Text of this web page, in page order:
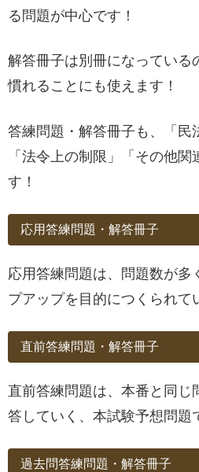
る問題が中心です！
解答冊子は別冊になっている
慣れることにも使えます！
答練問題・解答冊子も、「民
「法令上の制限」「その他
す！
応用答練問題・解答冊子
応用答練問題は、問題数が多
プアップを目的につくられて
直前答練問題・解答冊子
直前答練問題は、本番と同じ
答していく、本試験予想問題
過去問答練問題・解答冊子